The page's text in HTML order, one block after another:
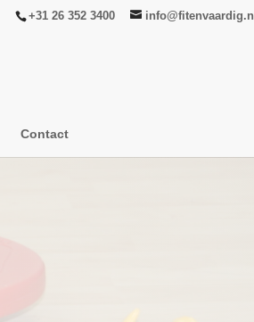
+31 26 352 3400 info@fitenvaardig.nl
Contact